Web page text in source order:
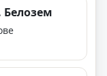
Белозем